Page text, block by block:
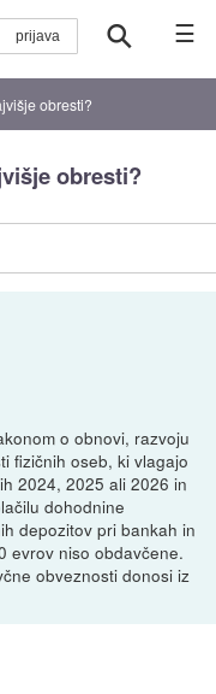
☰
obresti?
obresti?
o obnovi, razvoju
fizičnih oseb, ki vlagajo
2024, 2025 ali 2026 in
dohodnine
depozitov pri bankah in
evrov niso obdavčene.
obveznosti donosi iz